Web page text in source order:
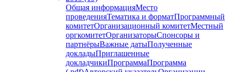
Общая информацияМесто
проведенияТематика и форматПрограммный
комитетОрганизационный комитетМестный
оргкомитетОрганизаторыСпонсоры и
партнёрыВажные датыПолученные
докладыПриглашенные
докладчикиПрограммаПрограмма